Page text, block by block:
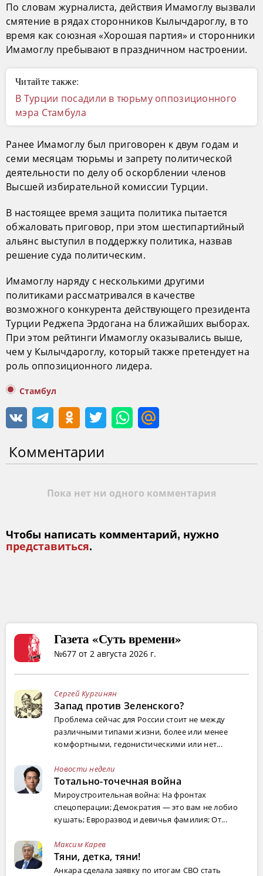
По словам журналиста, действия Имамоглу вызвали
смятение в рядах сторонников Кылычдароглу, в то
время как союзная «Хорошая партия» и сторонники
Имамоглу пребывают в праздничном настроении.
Читайте также:
В Турции посадили в тюрьму оппозиционного
мэра Стамбула
Ранее Имамоглу был приговорен к двум годам и
семи месяцам тюрьмы и запрету политической
деятельности по делу об оскорблении членов
Высшей избирательной комиссии Турции.
В настоящее время защита политика пытается
обжаловать приговор, при этом шестипартийный
альянс выступил в поддержку политика, назвав
решение суда политическим.
Имамоглу наряду с несколькими другими
политиками рассматривался в качестве
возможного конкурента действующего президента
Турции Реджепа Эрдогана на ближайших выборах.
При этом рейтинги Имамоглу оказывались выше,
чем у Кылычдароглу, который также претендует на
роль оппозиционного лидера.
Стамбул
Комментарии
Пока нет ни одного комментария
Чтобы написать комментарий, нужно
представиться.
Газета «Суть времени»
№677 от 2 августа 2026 г.
Сергей Кургинян
Запад против Зеленского?
Проблема сейчас для России стоит не между
различными типами жизни, более или менее
комфортными, гедонистическими или нет...
Новости недели
Тотально-точечная война
Мироустроительная война: На фронтах
спецоперации; Демократия — это вам не лобио
кушать; Евроразвод и девичья фамилия; От...
Максим Карев
Тяни, детка, тяни!
Анкара сделала заявку по итогам СВО стать